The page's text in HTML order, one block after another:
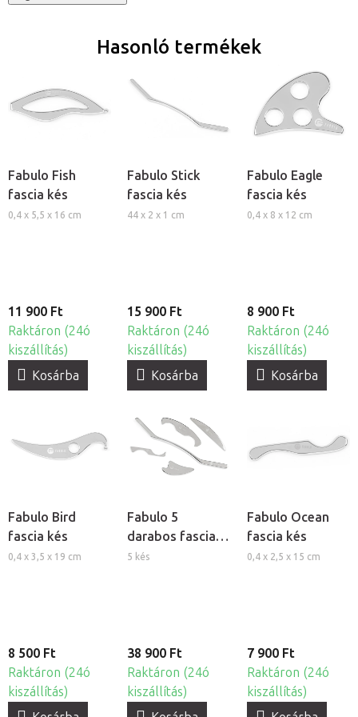
Hasonló termékek
Fabulo Fish
fascia kés
0,4 x 5,5 x 16 cm
11 900 Ft
Raktáron (24ó
kiszállítás)
Kosárba
Fabulo Stick
fascia kés
44 x 2 x 1 cm
15 900 Ft
Raktáron (24ó
kiszállítás)
Kosárba
Fabulo Eagle
fascia kés
0,4 x 8 x 12 cm
8 900 Ft
Raktáron (24ó
kiszállítás)
Kosárba
Fabulo Bird
fascia kés
0,4 x 3,5 x 19 cm
8 500 Ft
Raktáron (24ó
kiszállítás)
Fabulo 5
darabos fascia
kés készlet
5 kés
38 900 Ft
Raktáron (24ó
kiszállítás)
Fabulo Ocean
fascia kés
0,4 x 2,5 x 15 cm
7 900 Ft
Raktáron (24ó
kiszállítás)